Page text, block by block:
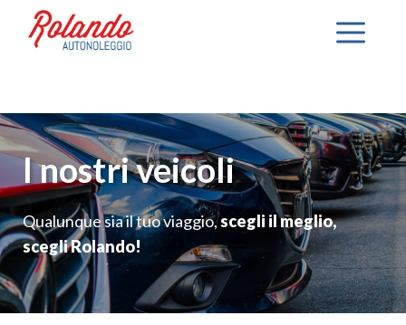
contenuto
I nostri veicoli
Qualunque sia il tuo viaggio,scegli il meglio,
scegli Rolando!